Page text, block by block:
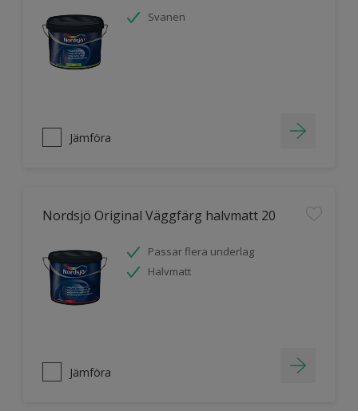
Svanen
Jämföra
Nordsjö Original Väggfärg halvmatt 20
Passar flera underlag
Halvmatt
Jämföra